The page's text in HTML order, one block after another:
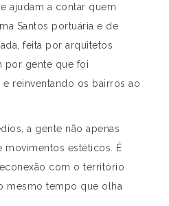
ajudam a contar quem
Santos portuária e de
feita por arquitetos
por gente que foi
reinventando os bairros ao
a gente não apenas
estéticos. É
com o território
mesmo tempo que olha